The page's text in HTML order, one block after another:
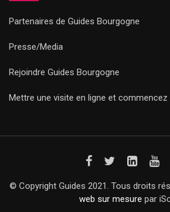
Partenaires de Guides Bourgogne
Presse/Media
Rejoindre Guides Bourgogne
Mettre une visite en ligne et commencez
© Copyright Guides 2021. Tous droits
web sur mesure par